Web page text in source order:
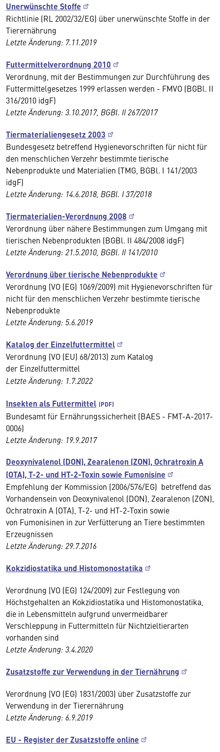
Unerwünschte Stoffe
Richtlinie (RL 2002/32/EG) über unerwünschte Stoffe in der
Tierernährung
Letzte Änderung: 7.11.2019
Futtermittelverordnung 2010
Verordnung, mit der Bestimmungen zur Durchführung des
Futtermittelgesetzes 1999 erlassen werden - FMVO (BGBl. II
316/2010 idgF)
Letzte Änderung: 3.10.2017, BGBl. II 267/2017
Tiermaterialiengesetz 2003
Bundesgesetz betreffend Hygienevorschriften für nicht für
den menschlichen Verzehr bestimmte tierische
Nebenprodukte und Materialien (TMG, BGBl. I 141/2003
idgF)
Letzte Änderung: 14.6.2018, BGBl. I 37/2018
Tiermaterialien-Verordnung 2008
Verordnung über nähere Bestimmungen zum Umgang mit
tierischen Nebenprodukten (BGBl. II 484/2008 idgF)
Letzte Änderung: 21.5.2010, BGBl. II 141/2010
Verordnung über tierische Nebenprodukte
Verordnung (VO (EG) 1069/2009) mit Hygienevorschriften für
nicht für den menschlichen Verzehr bestimmte tierische
Nebenprodukte
Letzte Änderung: 5.6.2019
Katalog der Einzelfuttermittel
Verordnung (VO (EU) 68/2013) zum Katalog
der Einzelfuttermittel
Letzte Änderung: 1.7.2022
Insekten als Futtermittel
Bundesamt für Ernährungssicherheit (BAES - FMT-A-2017-
0006)
Letzte Änderung: 19.9.2017
Deoxynivalenol (DON), Zearalenon (ZON), Ochratroxin A
(OTA), T-2- und HT-2-Toxin sowie Fumonisine
Empfehlung der Kommission (2006/576/EG) betreffend das
Vorhandensein von Deoxynivalenol (DON), Zearalenon (ZON),
Ochratroxin A (OTA), T-2- und HT-2-Toxin sowie
von Fumonisinen in zur Verfütterung an Tiere bestimmten
Erzeugnissen
Letzte Änderung: 29.7.2016
Kokzidiostatika und Histomonostatika
Verordnung (VO (EG) 124/2009) zur Festlegung von
Höchstgehalten an Kokzidiostatika und Histomonostatika,
die in Lebensmitteln aufgrund unvermeidbarer
Verschleppung in Futtermitteln für Nichtzieltierarten
vorhanden sind
Letzte Änderung: 3.4.2020
Zusatzstoffe zur Verwendung in der Tiernährung
Verordnung (VO (EG) 1831/2003) über Zusatzstoffe zur
Verwendung in der Tierernährung
Letzte Änderung: 6.9.2019
EU - Register der Zusatzstoffe online